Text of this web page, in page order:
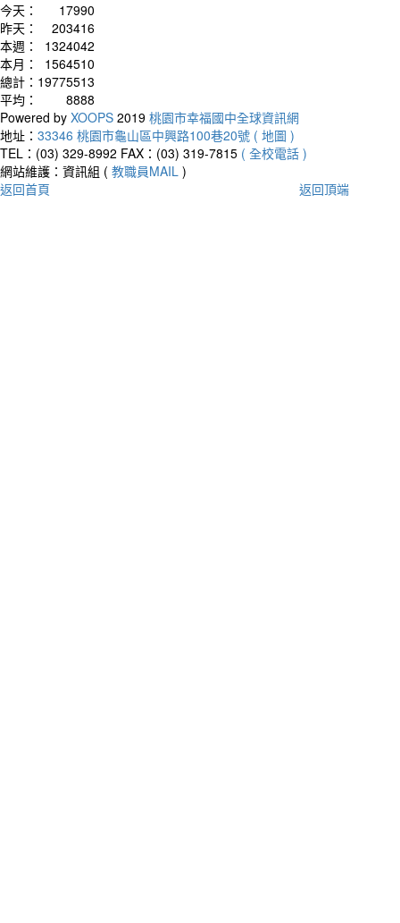
今天：
17990
昨天：
203416
本週：
1324042
本月：
1564510
總計： 19775513
平均：
8888
Powered by XOOPS 2019 桃園市幸福國中全球資訊網
地址： 33346 桃園市龜山區中興路100巷20號 ( 地圖 )
TEL：(03) 329-8992 FAX：(03) 319-7815 ( 全校電話 )
網站維護：資訊組 ( 教職員MAIL )
返回首頁
返回頂端